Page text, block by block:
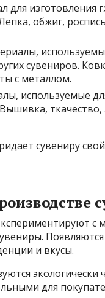
для изготовления
обжиг,
сувениров.
с металлом.
используемые
ткачество,
сувениру
с
и вкусы.
для